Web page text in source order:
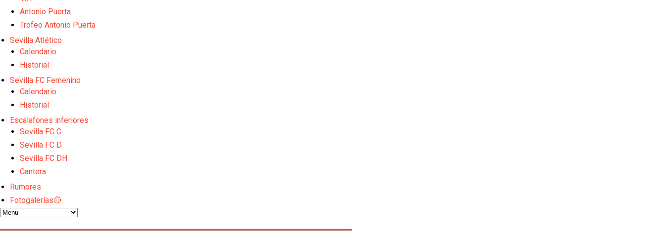
Sow muy cerca de cerrar su traspaso al Genoa
Oso es el siguiente en la lista para salir
Juanlu se marcha traspasado al Bournemouth
Antonio Puerta
Trofeo Antonio Puerta
Sevilla Atlético
Calendario
Historial
Sevilla FC Femenino
Calendario
Historial
Escalafones inferiores
Sevilla FC C
Sevilla FC D
Sevilla FC DH
Cantera
Rumores
Fotogalerías🔴